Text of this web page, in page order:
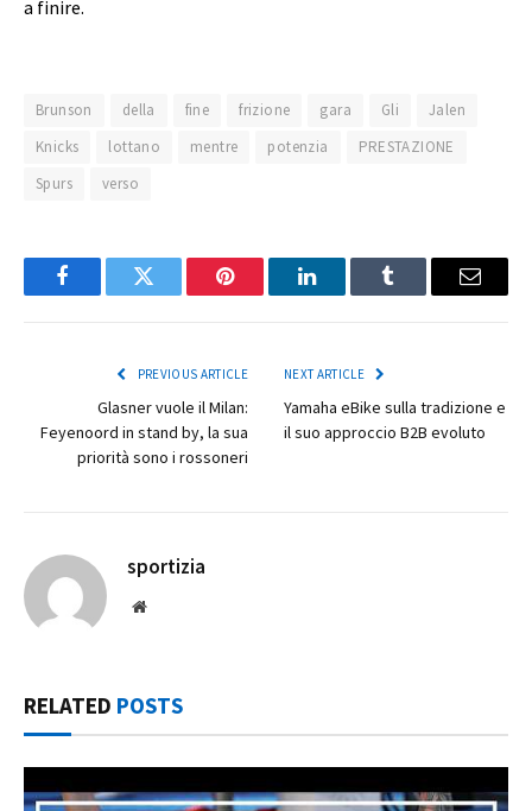
a finire.
Brunson della fine frizione gara Gli
Jalen
Knicks
lottano mentre potenzia
PRESTAZIONE
Spurs
verso
FacebookTwitter Pinterest LinkedInTumblr Email
PREVIOUS ARTICLE
Glasner vuole il Milan:
Feyenoord in stand by, la sua
priorità sono i rossoneri
NEXT ARTICLE
Yamaha eBike sulla tradizione e
il suo approccio B2B evoluto
sportizia
Website
RELATED POSTS